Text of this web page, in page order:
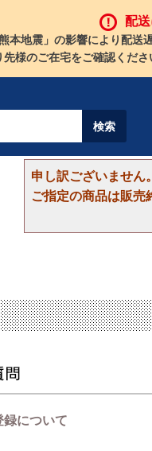
配
熊本地震」の影響により配送
様のご在宅をご確認くだ
申し訳ございません。
ご指定の商品は販売
録について